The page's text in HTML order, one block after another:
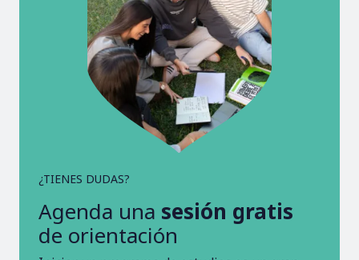
¿TIENES DUDAS?
Agenda una sesión gratis
de orientación